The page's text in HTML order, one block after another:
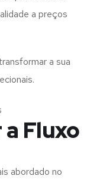
a preços
a sua
Fluxo
abordado no